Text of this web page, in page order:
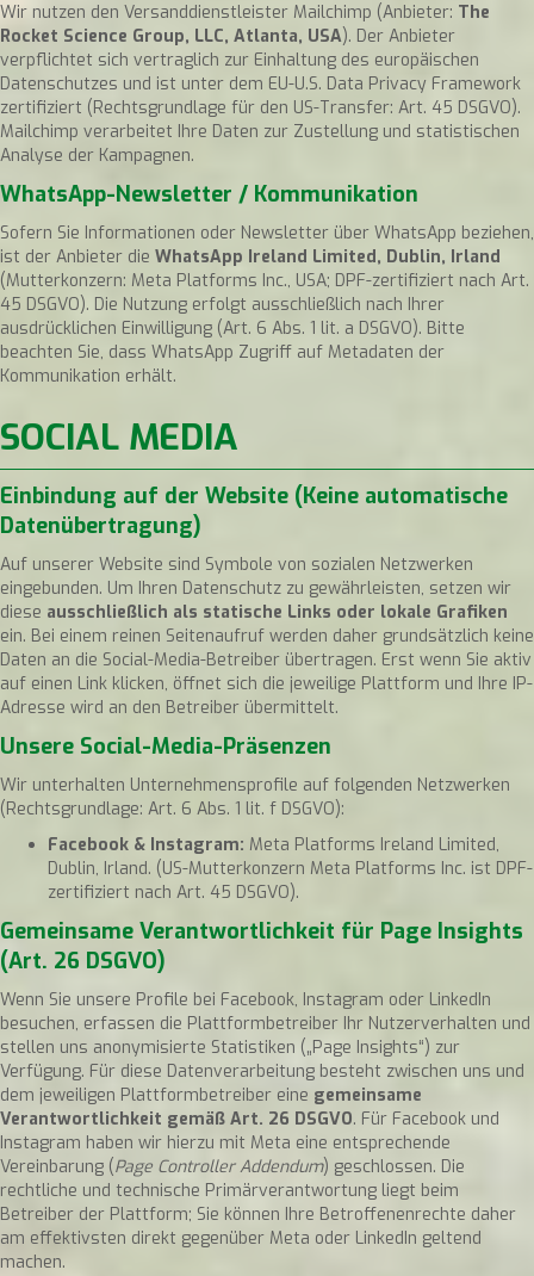
Wir nutzen den Versanddienstleister Mailchimp (Anbieter: The
Rocket Science Group, LLC, Atlanta, USA). Der Anbieter
verpflichtet sich vertraglich zur Einhaltung des europäischen
Datenschutzes und ist unter dem EU-U.S. Data Privacy Framework
zertifiziert (Rechtsgrundlage für den US-Transfer: Art. 45 DSGVO).
Mailchimp verarbeitet Ihre Daten zur Zustellung und statistischen
Analyse der Kampagnen.
WhatsApp-Newsletter / Kommunikation
Sofern Sie Informationen oder Newsletter über WhatsApp beziehen,
ist der Anbieter die WhatsApp Ireland Limited, Dublin, Irland
(Mutterkonzern: Meta Platforms Inc., USA; DPF-zertifiziert nach Art.
45 DSGVO). Die Nutzung erfolgt ausschließlich nach Ihrer
ausdrücklichen Einwilligung (Art. 6 Abs. 1 lit. a DSGVO). Bitte
beachten Sie, dass WhatsApp Zugriff auf Metadaten der
Kommunikation erhält.
SOCIAL MEDIA
Einbindung auf der Website (Keine automatische
Datenübertragung)
Auf unserer Website sind Symbole von sozialen Netzwerken
eingebunden. Um Ihren Datenschutz zu gewährleisten, setzen wir
diese ausschließlich als statische Links oder lokale Grafiken
ein. Bei einem reinen Seitenaufruf werden daher grundsätzlich keine
Daten an die Social-Media-Betreiber übertragen. Erst wenn Sie aktiv
auf einen Link klicken, öffnet sich die jeweilige Plattform und Ihre IP-
Adresse wird an den Betreiber übermittelt.
Unsere Social-Media-Präsenzen
Wir unterhalten Unternehmensprofile auf folgenden Netzwerken
(Rechtsgrundlage: Art. 6 Abs. 1 lit. f DSGVO):
Facebook & Instagram: Meta Platforms Ireland Limited,
Dublin, Irland. (US-Mutterkonzern Meta Platforms Inc. ist DPF-
zertifiziert nach Art. 45 DSGVO).
Gemeinsame Verantwortlichkeit für Page Insights
(Art. 26 DSGVO)
Wenn Sie unsere Profile bei Facebook, Instagram oder LinkedIn
besuchen, erfassen die Plattformbetreiber Ihr Nutzerverhalten und
stellen uns anonymisierte Statistiken („Page Insights“) zur
Verfügung. Für diese Datenverarbeitung besteht zwischen uns und
dem jeweiligen Plattformbetreiber eine gemeinsame
Verantwortlichkeit gemäß Art. 26 DSGVO. Für Facebook und
Instagram haben wir hierzu mit Meta eine entsprechende
Vereinbarung (Page Controller Addendum) geschlossen. Die
rechtliche und technische Primärverantwortung liegt beim
Betreiber der Plattform; Sie können Ihre Betroffenenrechte daher
am effektivsten direkt gegenüber Meta oder LinkedIn geltend
machen.